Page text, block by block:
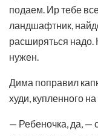
подаем. Ир тебе
ландшафтник,
расширяться надо.
нужен.
Дима поправил
худи, купленного
— Ребеночка, да, —